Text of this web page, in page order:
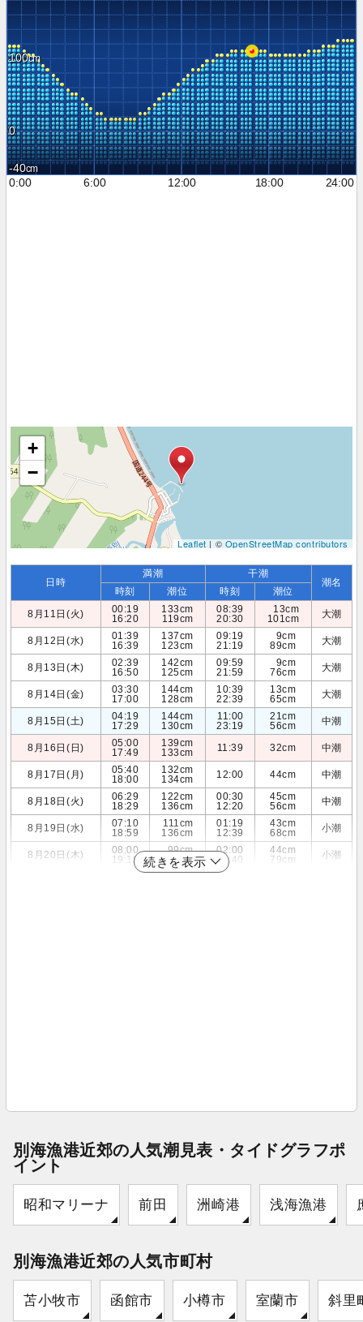
100
0
-40
0:00
6:00 12:00 18:00 24:00
+
−
Leaflet| ©OpenStreetMap contributors
日時
満潮 干潮
潮名
時刻 潮位 時刻
潮位
8月11日(火)
00:19
16:20
133cm
119cm
08:39
20:30
13cm
101cm
大潮
8月12日(水)
01:39
16:39
137cm
123cm
09:19
21:19
9cm
89cm
大潮
8月13日(木)
02:39
16:50
142cm
125cm
09:59
21:59
9cm
76cm
大潮
8月14日(金)
03:30
17:00
144cm
128cm
10:39
22:39
13cm
65cm
大潮
8月15日(土)
04:19
17:29
144cm
130cm
11:00
23:19
21cm
56cm
中潮
8月16日(日)
05:00
17:49
139cm
133cm
11:39 32cm 中潮
8月17日(月)
05:40
18:00
132cm
134cm
12:00 44cm 中潮
8月18日(火)
06:29
18:29
122cm
136cm
00:30
12:20
45cm
56cm
中潮
8月19日(水)
07:10
18:59
111cm
136cm
01:19
12:39
43cm
68cm
小潮
8月20日(木)
08:00
19:19
99cm
135cm
02:00
12:40
44cm
79cm
小潮
続きを表示
別海漁港近郊の人気潮見表・タイドグラフポ
イント
昭和マリーナ 前田 洲崎港 浅海漁港
別海漁港近郊の人気市町村
苫小牧市 函館市 小樽市 室蘭市 斜里